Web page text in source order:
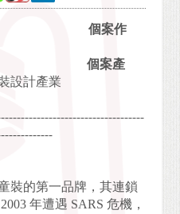
01個案作
09/20個案產
裝設計產業
的第一品牌，其連鎖
年遭遇 SARS 危機，